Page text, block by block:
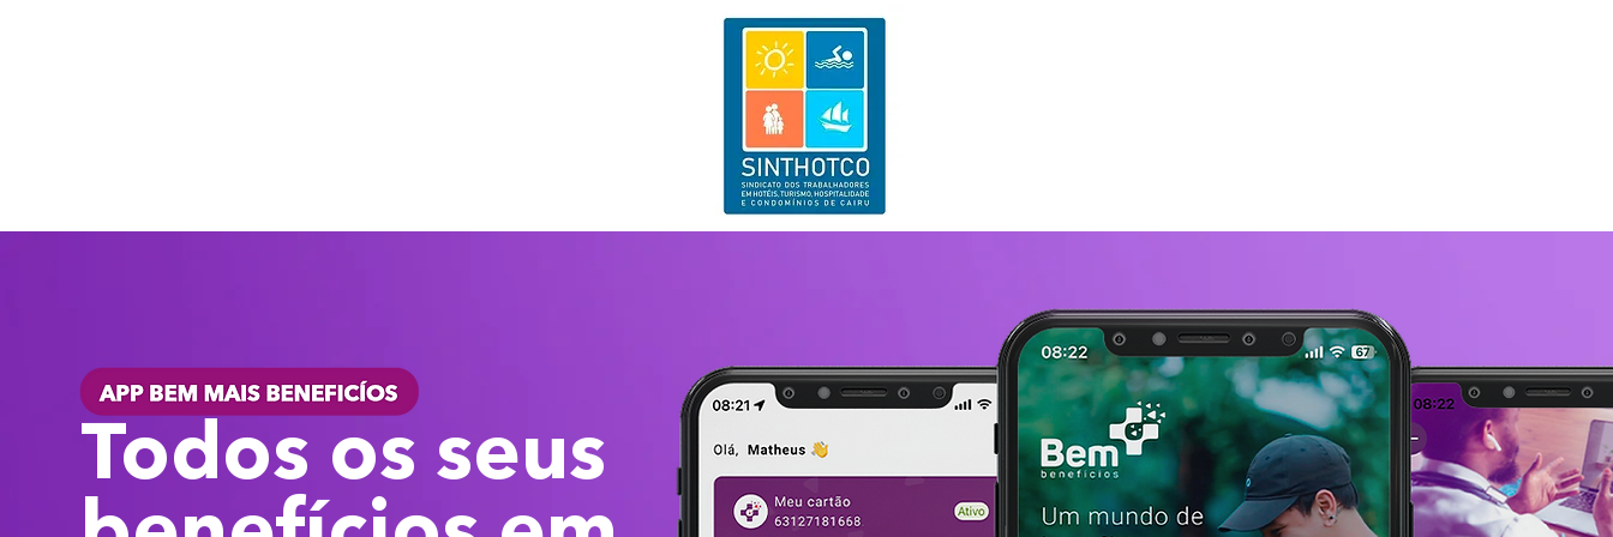
Todos os seus